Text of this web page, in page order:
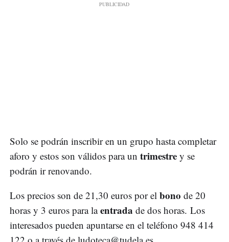
Solo se podrán inscribir en un grupo hasta completar
aforo y estos son válidos para un trimestre y se
podrán ir renovando.
Los precios son de 21,30 euros por el bono de 20
horas y 3 euros para laentrada de dos horas. Los
interesados pueden apuntarse en el teléfono 948 414